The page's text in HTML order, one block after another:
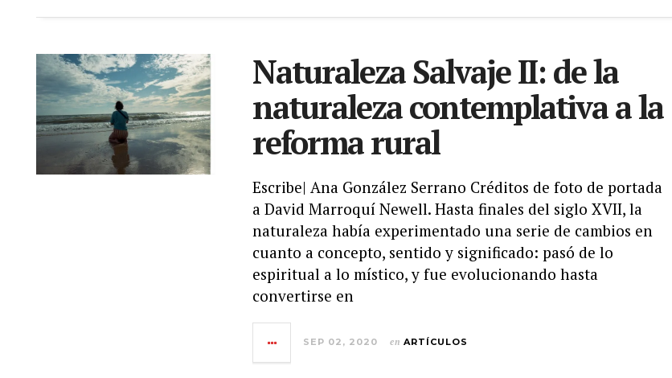
Naturaleza Salvaje II: de la
naturaleza contemplativa a la
reforma rural
Escribe| Ana González Serrano Créditos de foto de portada
a David Marroquí Newell. Hasta finales del siglo XVII, la
naturaleza había experimentado una serie de cambios en
cuanto a concepto, sentido y significado: pasó de lo
espiritual a lo místico, y fue evolucionando hasta
convertirse en
SEP 02, 2020 en ARTÍCULOS